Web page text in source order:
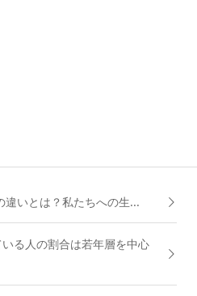
いとは？私たちへの生...
る人の割合は若年層を中心